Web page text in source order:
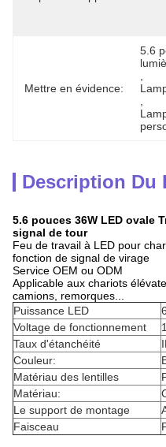
Mettre en évidence:
5.6
Description Du
5.6 pouces 36W LED ovale
signal de tour
Feu de travail à LED pour
fonction de signal de virage
Service OEM ou ODM
Applicable aux chariots
camions, remorques...
Puissance LED
Voltage de fonctionnement
Taux d'étanchéité
Couleur:
Matériau des lentilles
Matériau:
Le support de montage
Faisceau